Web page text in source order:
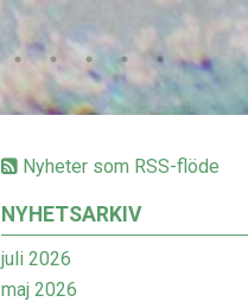
Nyheter som RSS-flöde
NYHETSARKIV
juli 2026
maj 2026